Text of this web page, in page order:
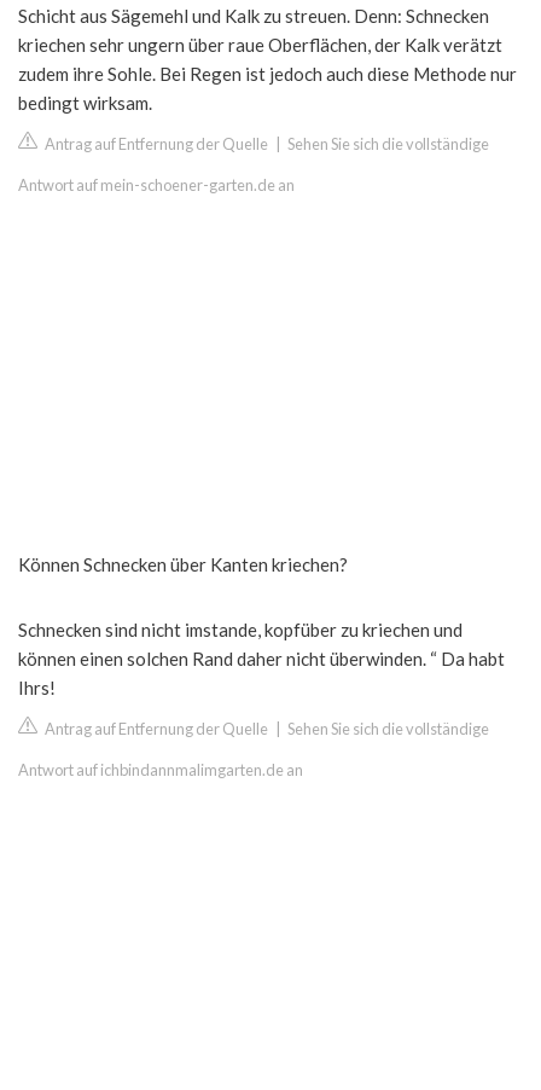
Schicht aus Sägemehl und Kalk zu streuen. Denn: Schnecken
kriechen sehr ungern über raue Oberflächen, der Kalk verätzt
zudem ihre Sohle. Bei Regen ist jedoch auch diese Methode nur
bedingt wirksam.
Antrag auf Entfernung der Quelle Sehen Sie sich die vollständige
Antwort auf mein-schoener-garten.de an
Können Schnecken über Kanten kriechen?
Schnecken sind nicht imstande, kopfüber zu kriechen und
können einen solchen Rand daher nicht überwinden. “ Da habt
Ihrs!
Antrag auf Entfernung der Quelle Sehen Sie sich die vollständige
Antwort auf ichbindannmalimgarten.de an